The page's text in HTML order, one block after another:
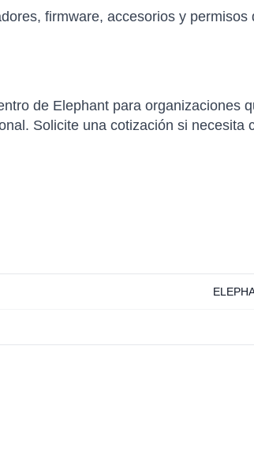
firmware, accesorios y permisos
de Elephant para organizaciones
Solicite una cotización si necesita